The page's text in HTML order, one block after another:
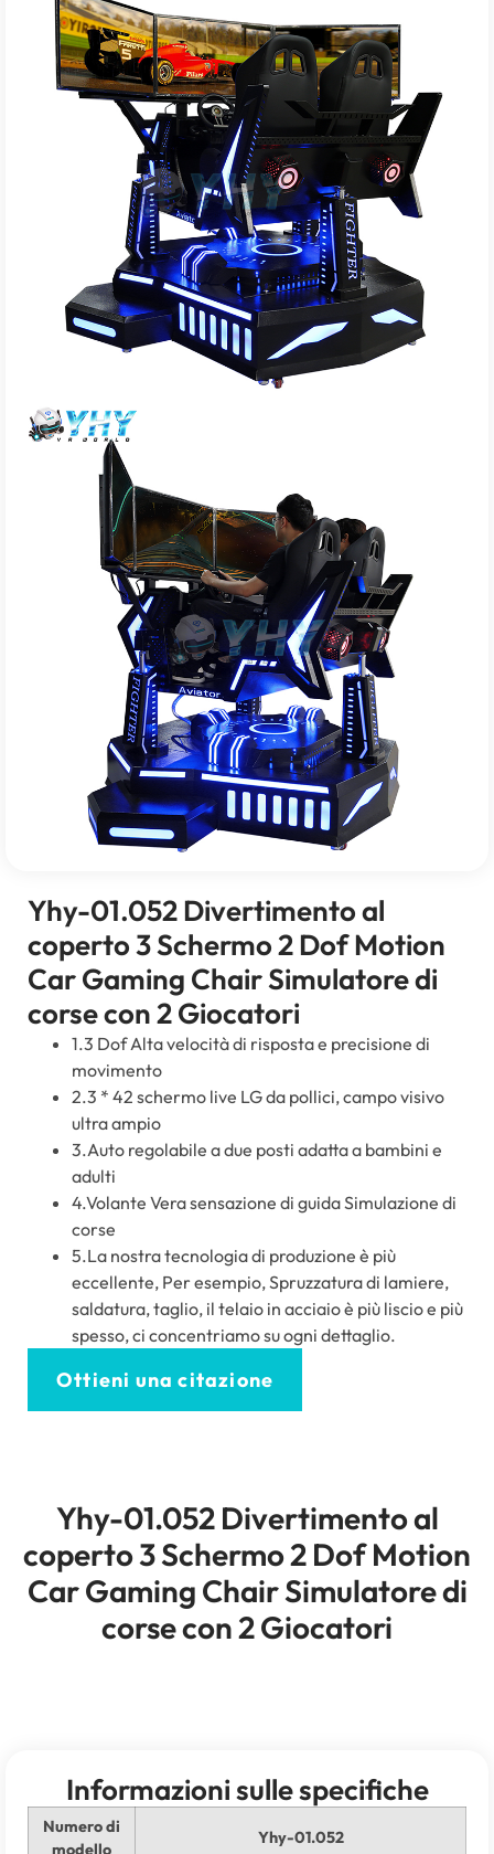
Yhy-01.052 Divertimento al
coperto 3 Schermo 2 Dof Motion
Car Gaming Chair Simulatore di
corse con 2 Giocatori
1.3 Dof Alta velocità di risposta e precisione di
movimento
2.3 * 42 schermo live LG da pollici, campo visivo
ultra ampio
3.Auto regolabile a due posti adatta a bambini e
adulti
4.Volante Vera sensazione di guida Simulazione di
corse
5.La nostra tecnologia di produzione è più
eccellente, Per esempio, Spruzzatura di lamiere,
saldatura, taglio, il telaio in acciaio è più liscio e più
spesso, ci concentriamo su ogni dettaglio.
Ottieni una citazione
Yhy-01.052 Divertimento al
coperto 3 Schermo 2 Dof Motion
Car Gaming Chair Simulatore di
corse con 2 Giocatori
Informazioni sulle specifiche
Numero di
modello
Yhy-01.052